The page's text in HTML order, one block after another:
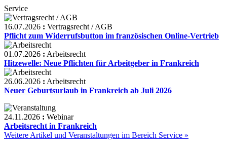
Service
16.07.2026 : Vertragsrecht / AGB
Pflicht zum Widerrufsbutton im französischen Online-Vertrieb
01.07.2026 : Arbeitsrecht
Hitzewelle: Neue Pflichten für Arbeitgeber in Frankreich
26.06.2026 : Arbeitsrecht
Neuer Geburtsurlaub in Frankreich ab Juli 2026
24.11.2026 : Webinar
Arbeitsrecht in Frankreich
Weitere Artikel und Veranstaltungen im Bereich Service »